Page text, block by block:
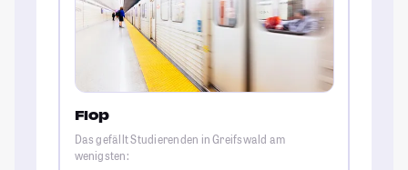
Flop
Das gefällt Studierenden in Greifswald am
wenigsten: